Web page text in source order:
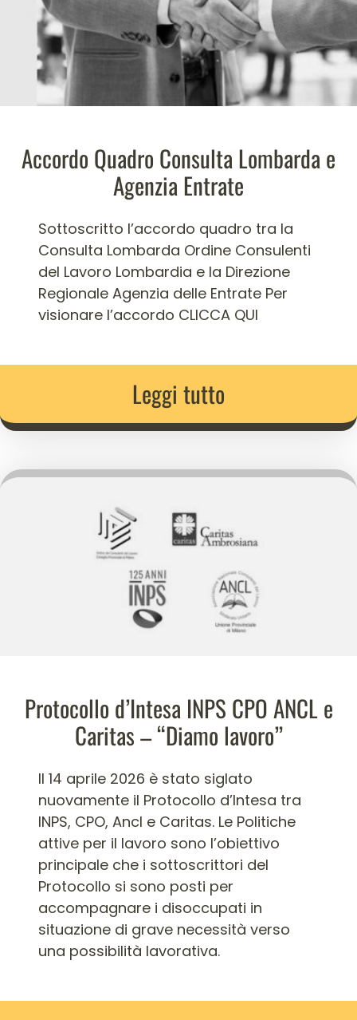
Accordo Quadro Consulta Lombarda e
Agenzia Entrate
Sottoscritto l’accordo quadro tra la
Consulta Lombarda Ordine Consulenti
del Lavoro Lombardia e la Direzione
Regionale Agenzia delle Entrate Per
visionare l’accordo CLICCA QUI
Leggi tutto
Protocollo d’Intesa INPS CPO ANCL e
Caritas – “Diamo lavoro”
Il 14 aprile 2026 è stato siglato
nuovamente il Protocollo d’Intesa tra
INPS, CPO, Ancl e Caritas. Le Politiche
attive per il lavoro sono l’obiettivo
principale che i sottoscrittori del
Protocollo si sono posti per
accompagnare i disoccupati in
situazione di grave necessità verso
una possibilità lavorativa.